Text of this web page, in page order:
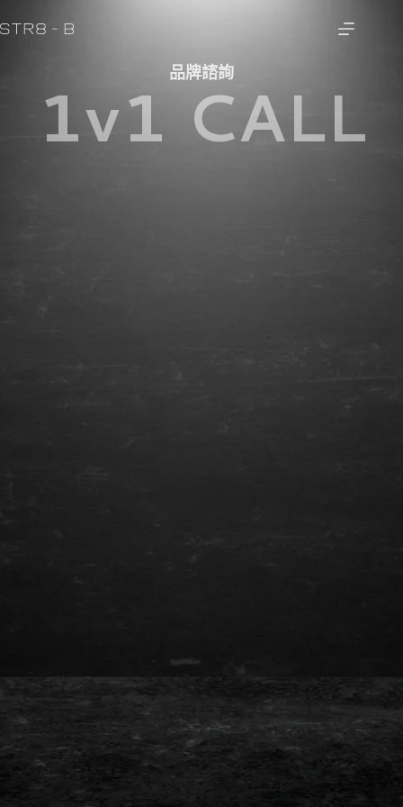
品牌諮詢
1v1 CALL